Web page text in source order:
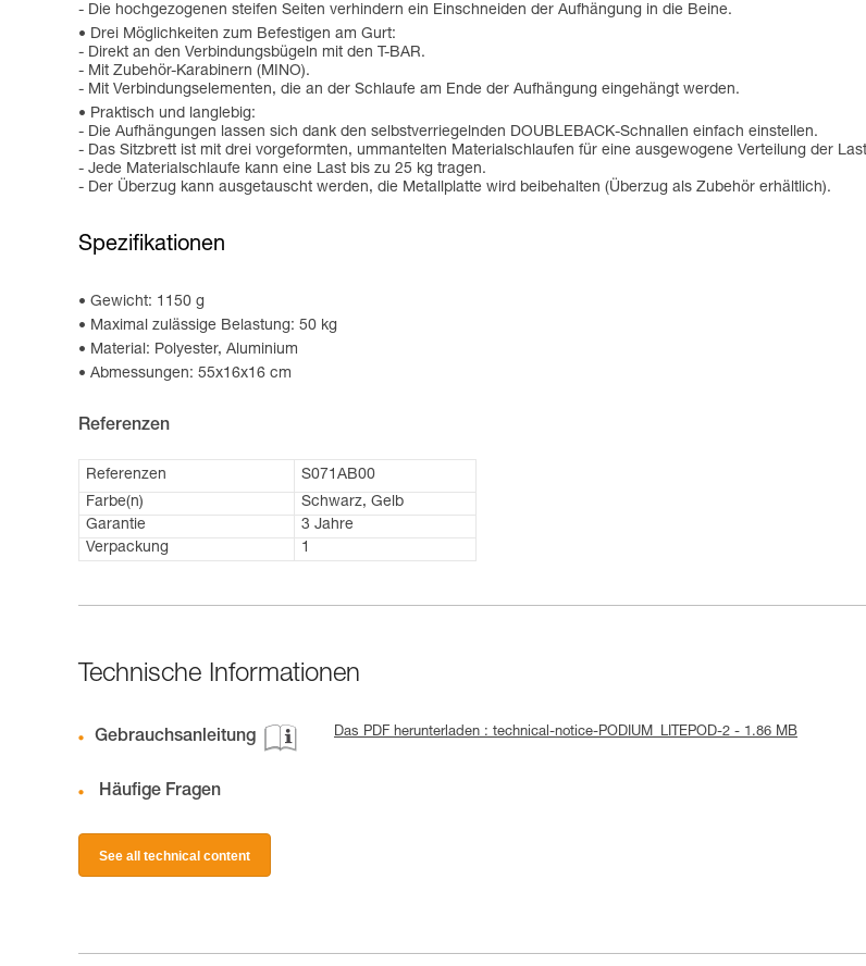
- Die hochgezogenen steifen Seiten verhindern ein Einschneiden der Aufhängung in die Beine.
Drei Möglichkeiten zum Befestigen am Gurt:
- Direkt an den Verbindungsbügeln mit den T-BAR.
- Mit Zubehör-Karabinern (MINO).
- Mit Verbindungselementen, die an der Schlaufe am Ende der Aufhängung eingehängt werden.
Praktisch und langlebig:
- Die Aufhängungen lassen sich dank den selbstverriegelnden DOUBLEBACK-Schnallen einfach einstellen.
- Das Sitzbrett ist mit drei vorgeformten, ummantelten Materialschlaufen für eine ausgewogene Verteilung der
- Jede Materialschlaufe kann eine Last bis zu 25 kg tragen.
- Der Überzug kann ausgetauscht werden, die Metallplatte wird beibehalten (Überzug als Zubehör erhältlich).
Spezifikationen
Gewicht: 1150 g
Maximal zulässige Belastung: 50 kg
Material: Polyester, Aluminium
Abmessungen: 55x16x16 cm
Referenzen
Referenzen
S071AB00
Farbe(n)
Schwarz, Gelb
Garantie
3 Jahre
Verpackung
1
Technische Informationen
Gebrauchsanleitung Das PDF herunterladen : technical-notice-PODIUM_LITEPOD-2 - 1.86 MB
Häufige Fragen
See all technical content